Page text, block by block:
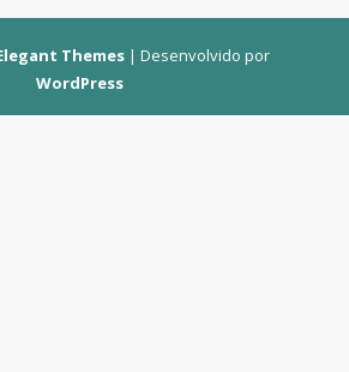
Themes| Desenvolvido por
WordPress